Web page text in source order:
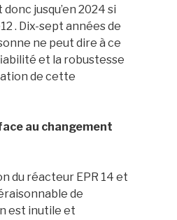
jusqu’en 2024 si
. Dix-sept années de
ne peut dire à ce
et la robustesse
de cette
au changement
du réacteur EPR 14 et
de
est inutile et